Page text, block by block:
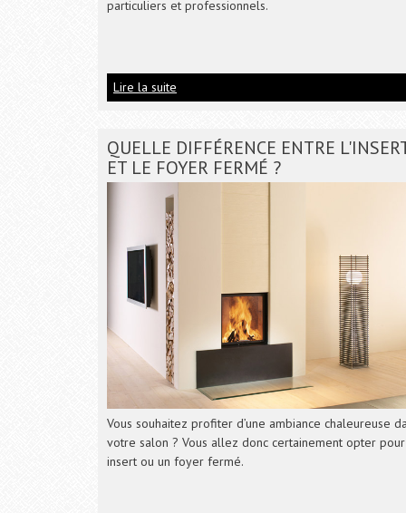
particuliers et professionnels.
Lire la suite
QUELLE DIFFÉRENCE ENTRE
ET LE FOYER FERMÉ ?
Vous souhaitez profiter d’une ambiance chaleureuse
votre salon ? Vous allez donc certainement opter
insert ou un foyer fermé.